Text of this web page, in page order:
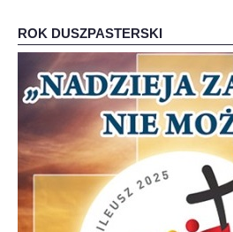
ROK DUSZPASTERSKI